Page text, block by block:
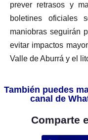
prever retrasos y
boletines
maniobras seguirán
evitar impactos
Valle de Aburrá y el
También puedes
canal de
Comparte